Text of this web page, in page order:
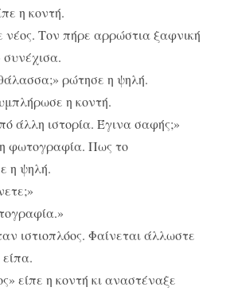
η κοντή.
Τον πήρε αρρώστια ξαφνική
συνέχισα.
ρώτησε η ψηλή.
η κοντή.
άλλη ιστορία. Έγινα σαφής;»
φωτογραφία. Πως το
η ψηλή.
ιστιοπλόος. Φαίνεται άλλωστε
είπε η κοντή κι αναστέναξε